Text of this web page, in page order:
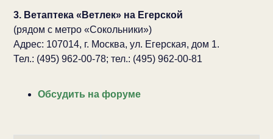
3. Ветаптека «Ветлек» на Егерской
(рядом с метро «Сокольники»)
Адрес: 107014, г. Москва, ул. Егерская, дом 1.
Тел.: (495) 962-00-78; тел.: (495) 962-00-81
Обсудить на форуме